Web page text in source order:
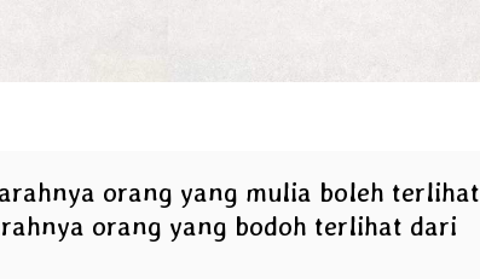
orang yang mulia boleh terlihat
orang yang bodoh terlihat dari